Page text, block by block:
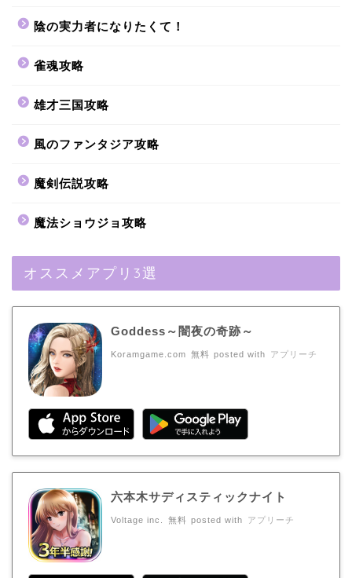
陰の実力者になりたくて！
雀魂攻略
雄才三国攻略
風のファンタジア攻略
魔剣伝説攻略
魔法ショウジョ攻略
オススメアプリ3選
Goddess～闇夜の奇跡～
Koramgame.com 無料 posted with アプリーチ
六本木サディスティックナイト
Voltage inc. 無料 posted with アプリーチ